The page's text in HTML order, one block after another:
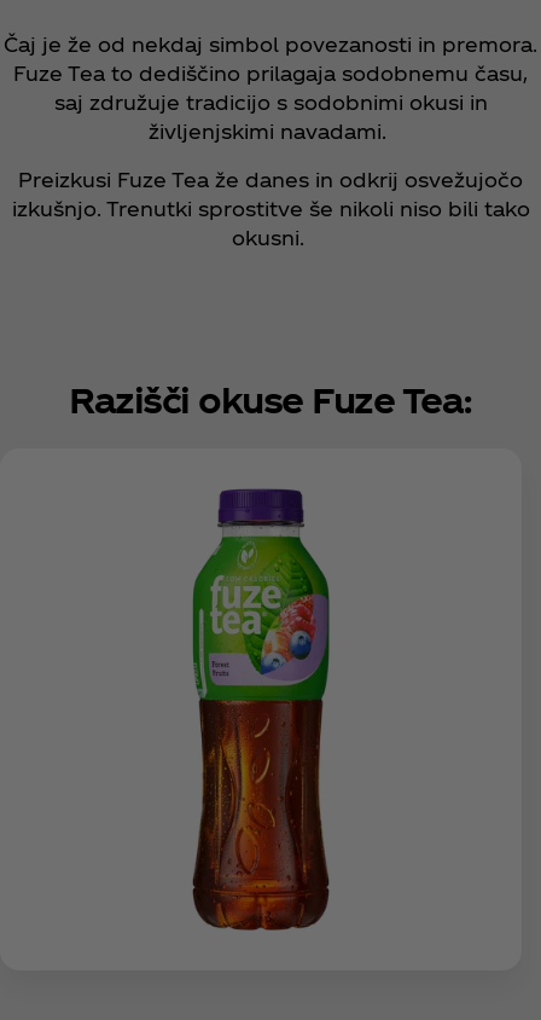
Čaj je že od nekdaj simbol povezanosti in premora.
Fuze Tea to dediščino prilagaja sodobnemu času,
saj združuje tradicijo s sodobnimi okusi in
življenjskimi navadami.
Preizkusi Fuze Tea že danes in odkrij osvežujočo
izkušnjo. Trenutki sprostitve še nikoli niso bili tako
okusni.
Razišči okuse Fuze Tea: